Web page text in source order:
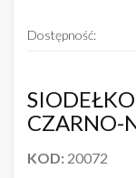
CZARNO-
KOD: 20072
Dostępność: